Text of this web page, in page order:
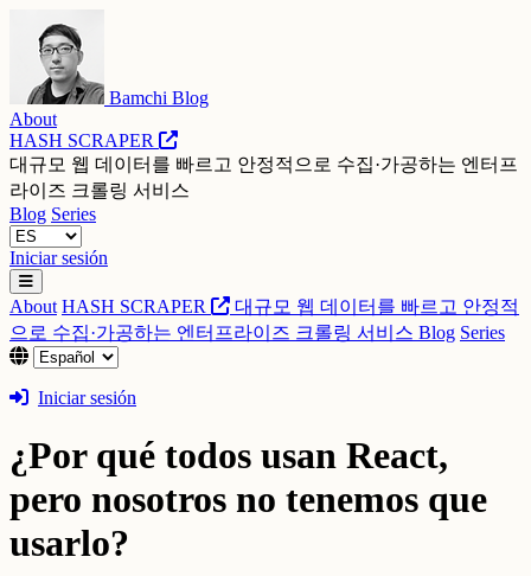
Bamchi Blog
About
HASH SCRAPER
대규모 웹 데이터를 빠르고 안정적으로 수집·가공하는 엔터프
라이즈 크롤링 서비스
Blog Series
Iniciar sesión
About HASH SCRAPER
대규모 웹 데이터를 빠르고 안정적
으로 수집·가공하는 엔터프라이즈 크롤링 서비스 Blog Series
Iniciar sesión
¿Por qué todos usan React,
pero nosotros no tenemos que
usarlo?